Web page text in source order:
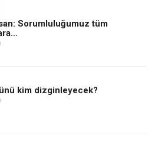
Sorumluluğumuz tüm
kim dizginleyecek?